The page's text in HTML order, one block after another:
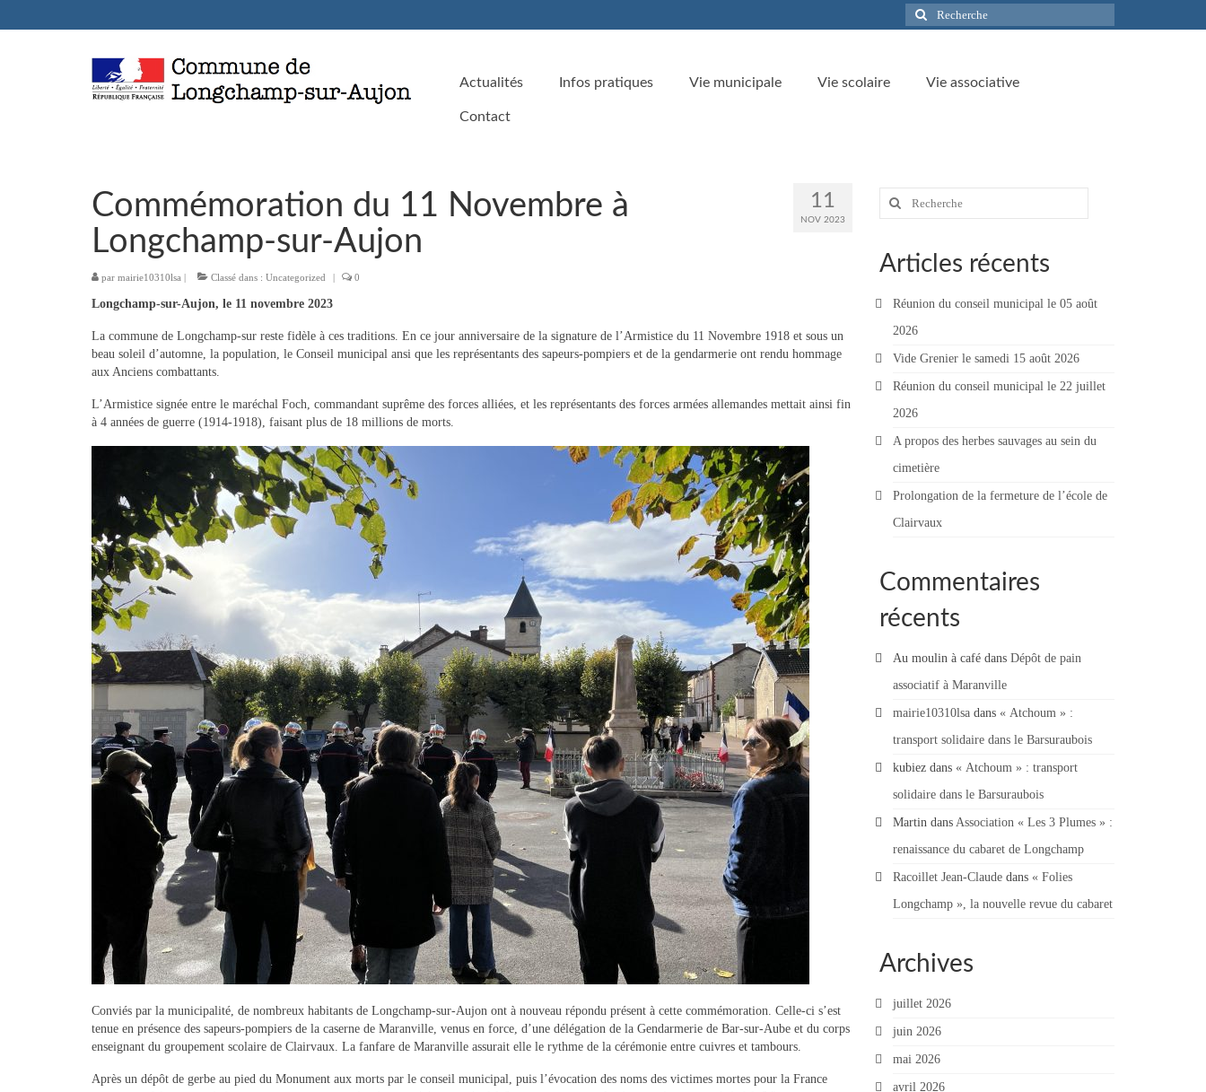
Rechercher
:
Actualités Infos pratiques Vie municipale Vie scolaire Vie associative
Contact
11
NOV 2023
Commémoration du 11 Novembre à
Longchamp-sur-Aujon
par mairie10310lsa | Classé dans : Uncategorized | 0
Longchamp-sur-Aujon, le 11 novembre 2023
La commune de Longchamp-sur reste fidèle à ces traditions. En ce jour anniversaire de la signature de l’Armistice du 11 Novembre 1918 et sous un
beau soleil d’automne, la population, le Conseil municipal ansi que les représentants des sapeurs-pompiers et de la gendarmerie ont rendu hommage
aux Anciens combattants.
L’Armistice signée entre le maréchal Foch, commandant suprême des forces alliées, et les représentants des forces armées allemandes mettait ainsi fin
à 4 années de guerre (1914-1918), faisant plus de 18 millions de morts.
Conviés par la municipalité, de nombreux habitants de Longchamp-sur-Aujon ont à nouveau répondu présent à cette commémoration. Celle-ci s’est
tenue en présence des sapeurs-pompiers de la caserne de Maranville, venus en force, d’une délégation de la Gendarmerie de Bar-sur-Aube et du corps
enseignant du groupement scolaire de Clairvaux. La fanfare de Maranville assurait elle le rythme de la cérémonie entre cuivres et tambours.
Après un dépôt de gerbe au pied du Monument aux morts par le conseil municipal, puis l’évocation des noms des victimes mortes pour la France
Rechercher
Articles récents
Réunion du conseil municipal le 05 août
2026
Vide Grenier le samedi 15 août 2026
Réunion du conseil municipal le 22 juillet
2026
A propos des herbes sauvages au sein du
cimetière
Prolongation de la fermeture de l’école de
Clairvaux
Commentaires
récents
Au moulin à cafédans Dépôt de pain
associatif à Maranville
mairie10310lsadans « Atchoum » :
transport solidaire dans le Barsuraubois
kubiezdans « Atchoum » : transport
solidaire dans le Barsuraubois
Martindans Association « Les 3 Plumes » :
renaissance du cabaret de Longchamp
Racoillet Jean-Claudedans « Folies
Longchamp », la nouvelle revue du cabaret
Archives
juillet 2026
juin 2026
mai 2026
avril 2026